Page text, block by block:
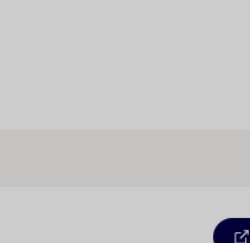
Pool-/snackbar : 1